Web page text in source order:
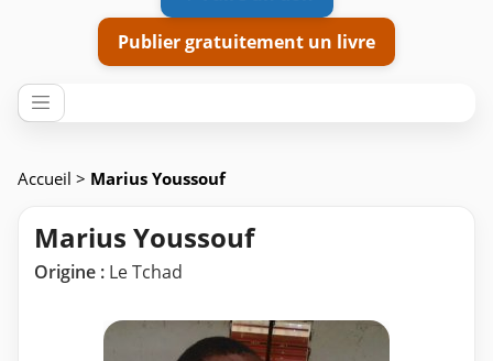
Publier gratuitement un livre
Accueil > Marius Youssouf
Marius Youssouf
Origine : Le Tchad